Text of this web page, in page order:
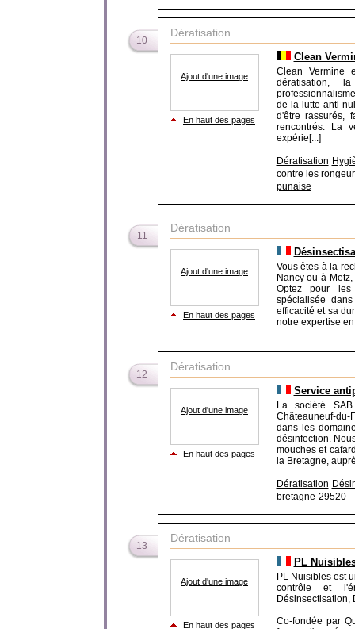
10
Dératisation
Ajout d'une image
En haut des pages
Clean
Clean Vermine
dératisation,
de la lutte anti-
d'être rassurés,
rencontrés. La
expérie[...]
Dératisation
contre les
punaise
11
Dératisation
Ajout d'une image
En haut des pages
Vous êtes à la
Nancy ou à
Optez pour les
spécialisée
efficacité et sa
notre expertise
12
Dératisation
Ajout d'une image
En haut des pages
Service
La société
Châteauneuf-
dans les
désinfection.
mouches et
la Bretagne,
Dératisation
bretagne 29520
13
Dératisation
Ajout d'une image
En haut des pages
PL
PL Nuisibles est
contrôle et
Désinsectisation,
Co-fondée par